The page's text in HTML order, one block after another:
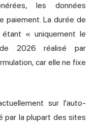
les données
paiement. La durée de
« uniquement le
2026 réalisé par
car elle ne fixe
sur l'auto-
par la plupart des sites